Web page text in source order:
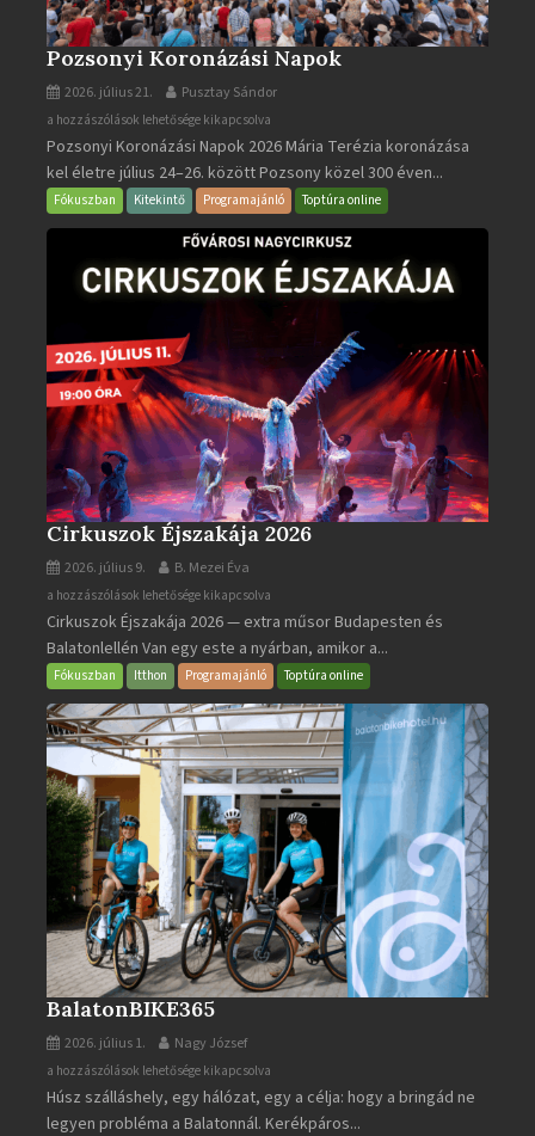
Pozsonyi Koronázási Napok
2026. július 21. Pusztay Sándor
Pozsonyi
Koronázási
Napok
bejegyzéshez
a hozzászólások lehetősége kikapcsolva
Pozsonyi Koronázási Napok 2026 Mária Terézia koronázása
kel életre július 24–26. között Pozsony közel 300 éven...
Fókuszban Kitekintő Programajánló Toptúra online
Cirkuszok Éjszakája 2026
2026. július 9. B. Mezei Éva
Cirkuszok
Éjszakája
2026
bejegyzéshez
a hozzászólások lehetősége kikapcsolva
Cirkuszok Éjszakája 2026 — extra műsor Budapesten és
Balatonlellén Van egy este a nyárban, amikor a...
Fókuszban Itthon Programajánló Toptúra online
BalatonBIKE365
2026. július 1. Nagy József
BalatonBIKE365
bejegyzéshez
a hozzászólások lehetősége kikapcsolva
Húsz szálláshely, egy hálózat, egy a célja: hogy a bringád ne
legyen probléma a Balatonnál. Kerékpáros...